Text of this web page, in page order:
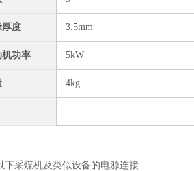
厚度 3.5mm
机功率 5kW
4kg
下采煤机及类似设备的电源连接